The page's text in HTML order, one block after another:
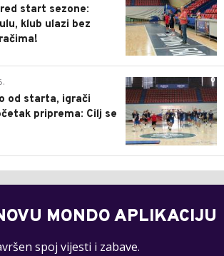
start sezone:
klub ulazi bez
0
od starta, igrači
priprema: Cilj se
MONDO APLIKACIJU
spoj vijesti i zabave.